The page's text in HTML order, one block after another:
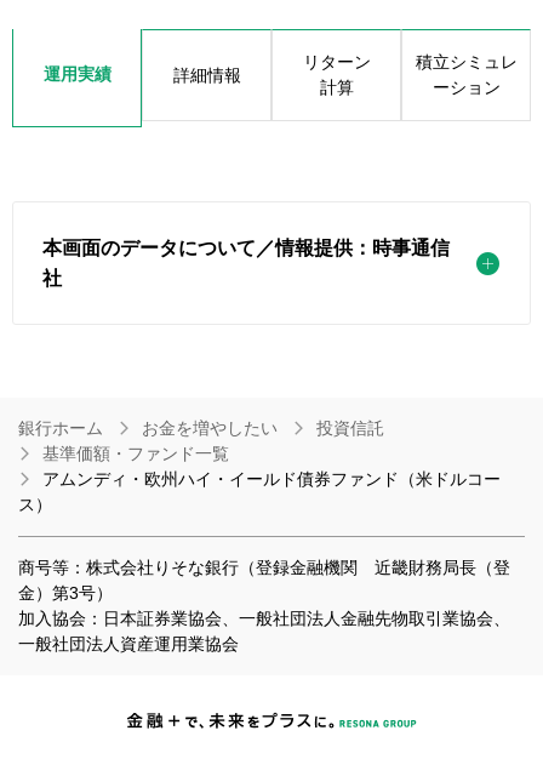
運用実績 詳細情報
リターン
計算
積立シミュレ
ーション
本画面のデータについて／情報提供：時事通信
社
銀行ホーム お金を増やしたい
投資信託
基準価額・ファンド一覧
アムンディ・欧州ハイ・イールド債券ファンド（米ドルコー
ス）
商号等：株式会社りそな銀行（登録金融機関 近畿財務局長（登
金）第3号）
加入協会：日本証券業協会、一般社団法人金融先物取引業協会、
一般社団法人資産運用業協会